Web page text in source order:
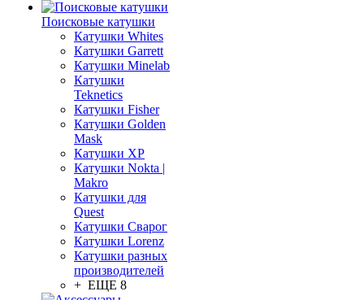
Поисковые катушки
Катушки Whites
Катушки Garrett
Катушки Minelab
Катушки
Teknetics
Катушки Fisher
Катушки Golden
Mask
Катушки XP
Катушки Nokta |
Makro
Катушки для
Quest
Катушки Сварог
Катушки Lorenz
Катушки разных
производителей
+ ЕЩЕ 8